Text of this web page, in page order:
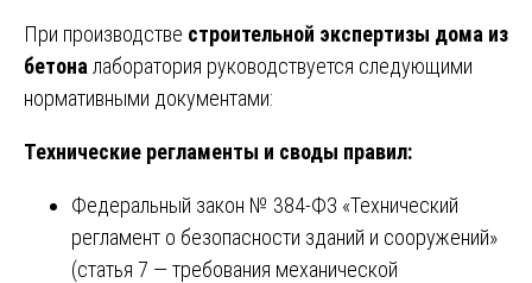
При производстве строительной экспертизы дома из
бетона лаборатория руководствуется следующими
нормативными документами:
Технические регламенты и своды правил:
Федеральный закон № 384-ФЗ «Технический
регламент о безопасности зданий и сооружений»
(статья 7 — требования механической